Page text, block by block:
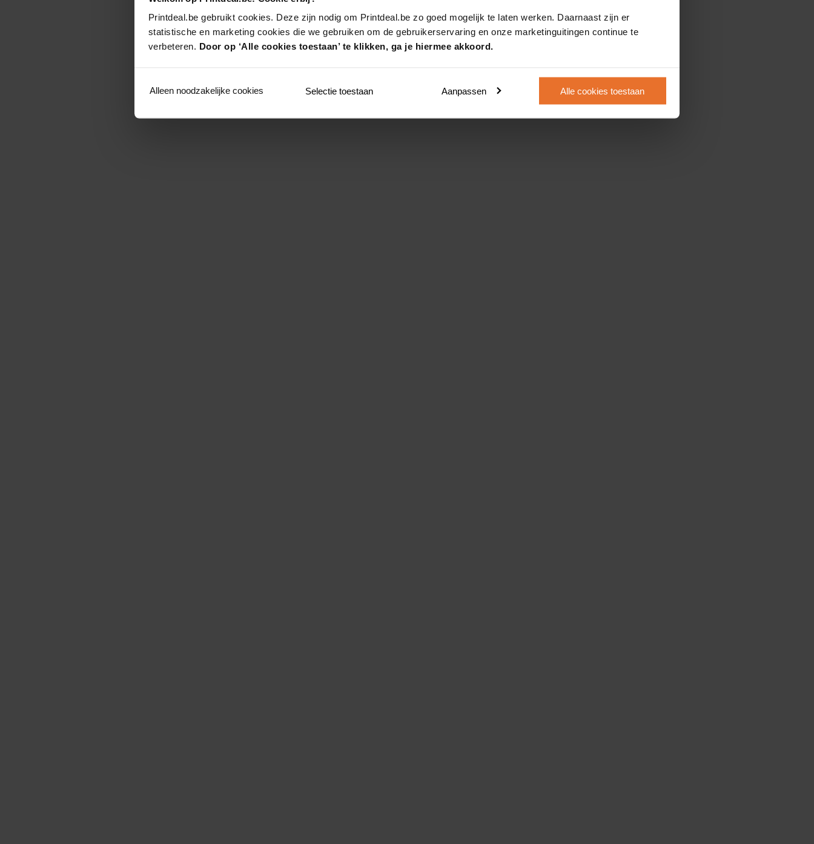
Printdeal.be gebruikt cookies. Deze zijn nodig om Printdeal.be zo goed mogelijk te laten werken. Daarnaast zijn er
statistische en marketing cookies die we gebruiken om de gebruikerservaring en onze marketinguitingen continue te
verbeteren. Door op ‘Alle cookies toestaan’ te klikken, ga je hiermee akkoord.
Alleen noodzakelijke cookies Selectie toestaan Aanpassen Alle cookies toestaan